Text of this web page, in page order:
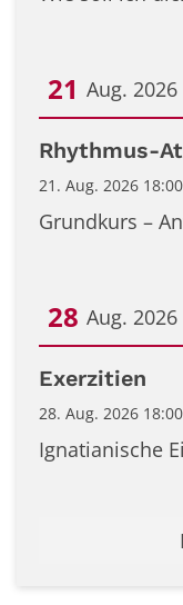
21 Aug. 2026
Datum: 21.
Rhythmus-
21. Aug. 2026
Grundkurs –
28 Aug. 2026
Datum: 28.
Exerzitien
28. Aug. 2026
Ignatianische